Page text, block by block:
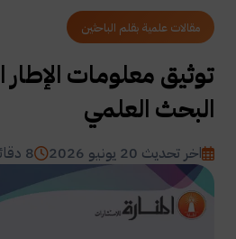
مقالات علمية بقلم الباحثين
توثيق معلومات الإطار
البحث العلمي
اخر تحديث 20 يونيو 2026 8 دقائق قراءة